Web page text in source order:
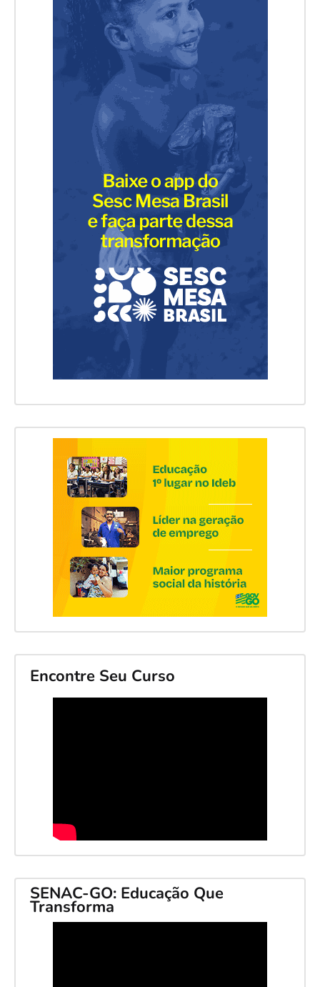
Encontre Seu Curso
SENAC-GO: Educação Que
Transforma